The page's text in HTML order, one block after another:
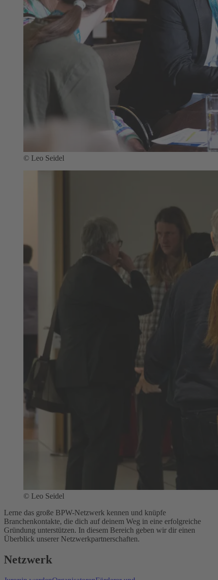
© Leo Seidel
© Leo Seidel
Lerne das große BPW-Netzwerk kennen und knüpfe
Branchenkontakte, die dich auf deinem Weg in eine erfolgreiche
Gründung unterstützen. In diesem Bereich geben wir dir einen
Überblick unserer Netzwerkpartnerschaften.
Netzwerk